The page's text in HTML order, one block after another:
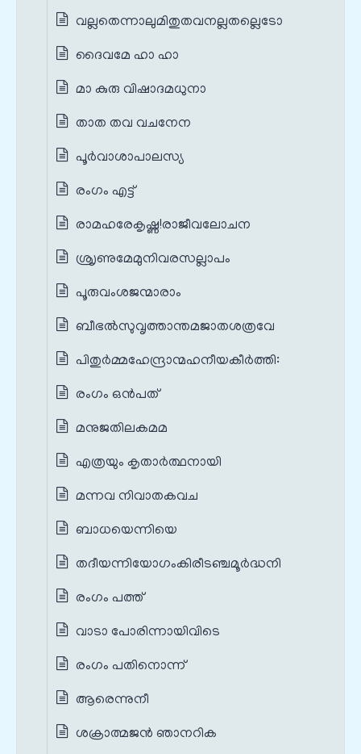
വല്ലതെന്നാലുമിതുതവനല്ലതല്ലെടോ
ദൈവമേ ഹാ ഹാ
മാ കുരു വിഷാദമധുനാ
താത തവ വചനേന
പൂർവാശാപാലസ്യ
രംഗം എട്ട്
രാമഹരേകൃഷ്ണ!രാജീവലോചന
ശ്രൃണുമേമുനിവരസല്ലാപം
പൂരുവംശജന്മാരാം
ബീഭല്‍സുവൃത്താന്തമജാതശത്രവേ
പിതുർമ്മഹേന്ദ്രാന്മഹനീയകീർത്തി:
രംഗം ഒൻപത്
മനുജതിലകമമ
എത്രയും കൃതാര്‍ത്ഥനായി
മന്നവ നിവാതകവച
ബാധയെന്നിയെ
തദീയന്നിയോഗംകിരീടഞ്ചമൂർദ്ധനി
രംഗം പത്ത്
വാടാ പോരിന്നായിവിടെ
രംഗം പതിനൊന്ന്
ആരെന്നുനീ
ശക്രാത്മജന്‍ ഞാനറിക